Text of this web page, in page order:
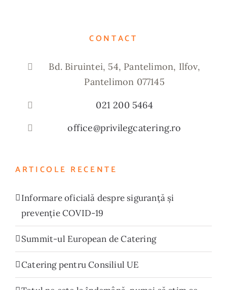
CONTACT
Bd. Biruintei, 54, Pantelimon, Ilfov,
Pantelimon 077145
021 200 5464
office@privilegcatering.ro
ARTICOLE RECENTE
Informare oficială despre siguranță și
prevenție COVID-19
Summit-ul European de Catering
Catering pentru Consiliul UE